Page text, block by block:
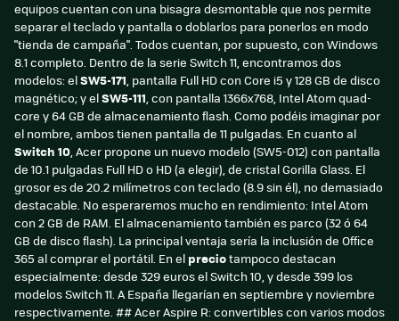
equipos cuentan con una bisagra desmontable que nos permite
separar el teclado y pantalla o doblarlos para ponerlos en modo
"tienda de campaña". Todos cuentan, por supuesto, con Windows
8.1 completo. Dentro de la serie Switch 11, encontramos dos
modelos: elSW5-171 , pantalla Full HD con Core i5 y 128 GB de disco
magnético; y elSW5-111 , con pantalla 1366x768, Intel Atom quad-
core y 64 GB de almacenamiento flash. Como podéis imaginar por
el nombre, ambos tienen pantalla de 11 pulgadas. En cuanto al
Switch 10 , Acer propone un nuevo modelo (SW5-012) con pantalla
de 10.1 pulgadas Full HD o HD (a elegir), de cristal Gorilla Glass. El
grosor es de 20.2 milímetros con teclado (8.9 sin él), no demasiado
destacable. No esperaremos mucho en rendimiento: Intel Atom
con 2 GB de RAM. El almacenamiento también es parco (32 ó 64
GB de disco flash). La principal ventaja sería la inclusión de Office
365 al comprar el portátil. En el preciotampoco destacan
especialmente: desde 329 euros el Switch 10, y desde 399 los
modelos Switch 11. A España llegarían en septiembre y noviembre
respectivamente. ## Acer Aspire R: convertibles con varios modos